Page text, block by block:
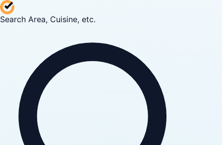
Search Area, Cuisine, etc.